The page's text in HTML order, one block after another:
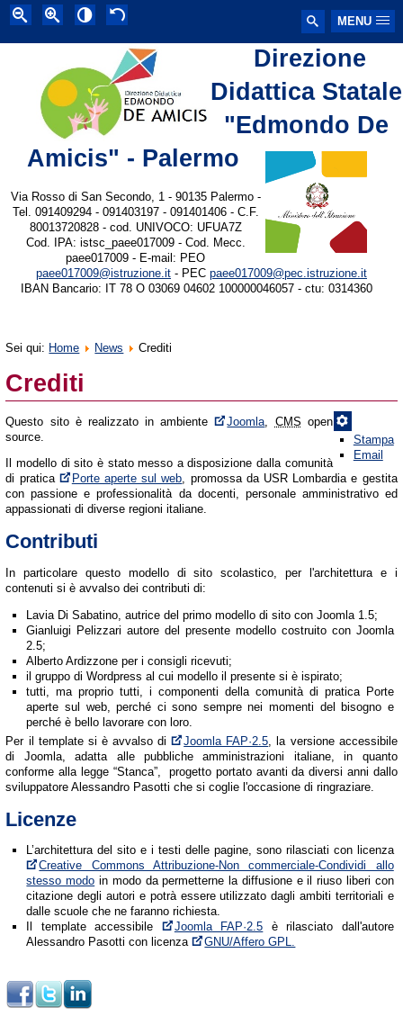
MENU
Direzione
Didattica Statale
"Edmondo De
Amicis" - Palermo
Via Rosso di San Secondo, 1 - 90135 Palermo -
Tel. 091409294 - 091403197 - 091401406 - C.F.
80013720828 - cod. UNIVOCO: UFUA7Z
Cod. IPA: istsc_paee017009 - Cod. Mecc.
paee017009 - E-mail: PEO
paee017009@istruzione.it - PEC paee017009@pec.istruzione.it
IBAN Bancario: IT 78 O 03069 04602 100000046057 - ctu: 0314360
Sei qui: Home News Crediti
Crediti
Stampa
Email
Questo sito è realizzato in ambiente Joomla CMS open
source.
Il modello di sito è stato messo a disposizione dalla comunità
di pratica
Porte aperte sul web, promossa da USR Lombardia e gestita
con passione e professionalità da docenti, personale amministrativo ed
appassionati di diverse regioni italiane.
Contributi
In particolare questo modello di sito scolastico, per l'architettura e i
contenuti si è avvalso dei contributi di:
Lavia Di Sabatino, autrice del primo modello di sito con Joomla 1.5;
Gianluigi Pelizzari autore del presente modello costruito con Joomla
2.5;
Alberto Ardizzone per i consigli ricevuti;
il gruppo di Wordpress al cui modello il presente si è ispirato;
tutti, ma proprio tutti, i componenti della comunità di pratica Porte
aperte sul web, perché ci sono sempre nei momenti del bisogno e
perché è bello lavorare con loro.
Per il template si è avvalso di
Joomla FAP·2.5 , la versione accessibile
di Joomla, adatta alle pubbliche amministrazioni italiane, in quanto
conforme alla legge “Stanca”, progetto portato avanti da diversi anni dallo
sviluppatore Alessandro Pasotti che si coglie l'occasione di ringraziare.
Licenze
L’architettura del sito e i testi delle pagine, sono rilasciati con licenza
Creative Commons Attribuzione-Non commerciale-Condividi allo
stesso modo in modo da permetterne la diffusione e il riuso liberi con
citazione degli autori e potrà essere utilizzato dagli ambiti territoriali e
dalle scuole che ne faranno richiesta.
Il template accessibile
Joomla FAP·2.5 è rilasciato dall'autore
Alessandro Pasotti con licenza
GNU/Affero GPL.